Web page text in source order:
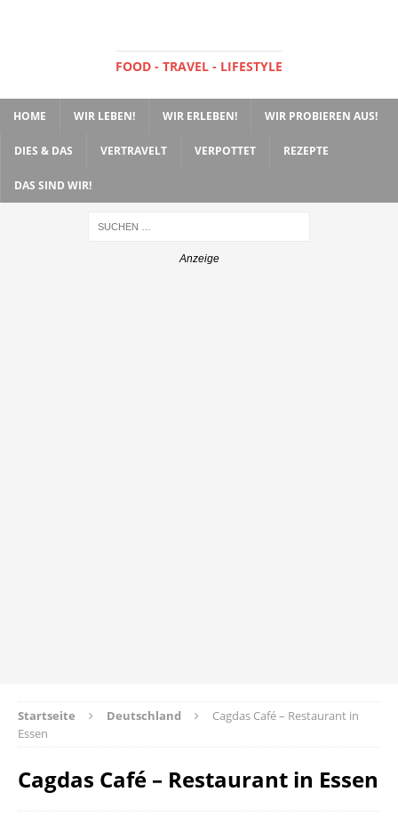
FOOD - TRAVEL - LIFESTYLE
HOME WIR LEBEN! WIR ERLEBEN! WIR PROBIEREN AUS!
DIES & DAS VERTRAVELT VERPOTTET REZEPTE
DAS SIND WIR!
Startseite Deutschland
Cagdas Café – Restaurant in
Essen
Cagdas Café – Restaurant in Essen